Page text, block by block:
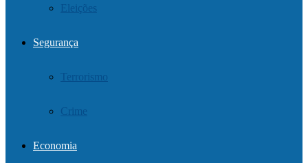
Eleições
Segurança
Terrorismo
Crime
Economia